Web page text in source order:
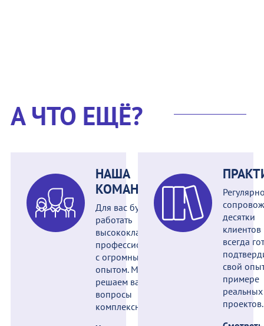
А ЧТО ЕЩЁ?
НАША
КОМАНДА
Для вас будут
работать
высококлассные
профессионалы
с огромным
опытом. Мы
решаем ваши
вопросы
комплексно.
десятки
клиентов
всегда
свой
примере
реальных
проектов.